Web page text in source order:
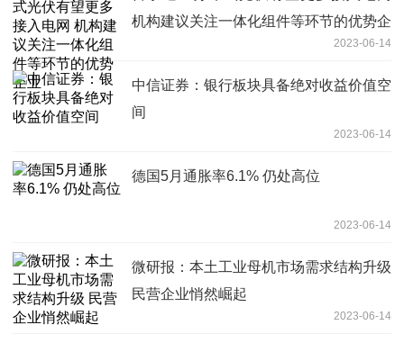
机构建议关注一体化组件等环节的优势企
2023-06-14
中信证券：银行板块具备绝对收益价值空
间
2023-06-14
德国5月通胀率6.1% 仍处高位
2023-06-14
微研报：本土工业母机市场需求结构升级
民营企业悄然崛起
2023-06-14